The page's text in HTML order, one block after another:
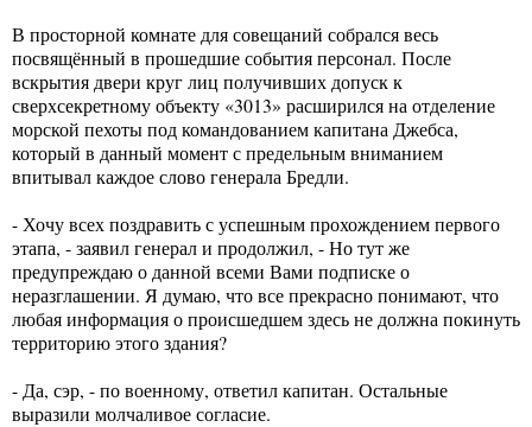
В просторной комнате для совещаний собрался весь
посвящённый в прошедшие события персонал. После
вскрытия двери круг лиц получивших допуск к
сверхсекретному объекту «3013» расширился на отделение
морской пехоты под командованием капитана Джебса,
который в данный момент с предельным вниманием
впитывал каждое слово генерала Бредли.
- Хочу всех поздравить с успешным прохождением первого
этапа, - заявил генерал и продолжил, - Но тут же
предупреждаю о данной всеми Вами подписке о
неразглашении. Я думаю, что все прекрасно понимают, что
любая информация о происшедшем здесь не должна покинуть
территорию этого здания?
- Да, сэр, - по военному, ответил капитан. Остальные
выразили молчаливое согласие.